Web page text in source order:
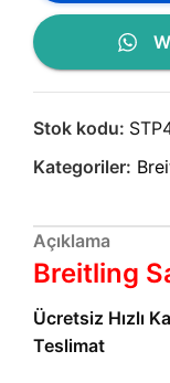
Stok kodu:
Kategoriler:
Açıklama
Breitling
Ücretsiz Hızlı
Teslimat